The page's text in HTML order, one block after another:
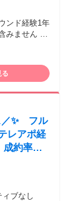
年以上の方
ていただい
ンド経験1年
る
／✨ フル
※インセンティブなし